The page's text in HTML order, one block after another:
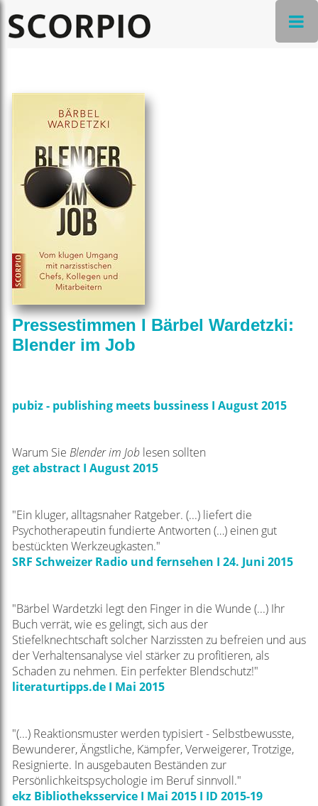
Pressestimmen I Bärbel Wardetzki:
Blender im Job
pubiz - publishing meets bussiness I August 2015
Warum Sie Blender im Joblesen sollten
get abstract I August 2015
"Ein kluger, alltagsnaher Ratgeber. (...) liefert die
Psychotherapeutin fundierte Antworten (…) einen gut
bestückten Werkzeugkasten."
SRF Schweizer Radio und fernsehen I 24. Juni 2015
"Bärbel Wardetzki legt den Finger in die Wunde (...) Ihr
Buch verrät, wie es gelingt, sich aus der
Stiefelknechtschaft solcher Narzissten zu befreien und aus
der Verhaltensanalyse viel stärker zu profitieren, als
Schaden zu nehmen. Ein perfekter Blendschutz!"
literaturtipps.de I Mai 2015
"(...) Reaktionsmuster werden typisiert - Selbstbewusste,
Bewunderer, Ängstliche, Kämpfer, Verweigerer, Trotzige,
Resignierte. In ausgebauten Beständen zur
Persönlichkeitspsychologie im Beruf sinnvoll."
ekz Bibliotheksservice I Mai 2015 I ID 2015-19